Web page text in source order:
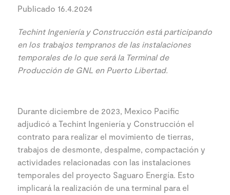
Publicado 16.4.2024
Techint Ingeniería y Construcción está participando
en los trabajos tempranos de las instalaciones
temporales de lo que será la Terminal de
Producción de GNL en Puerto Libertad.
Durante diciembre de 2023, Mexico Pacific
adjudicó a Techint Ingeniería y Construcción el
contrato para realizar el movimiento de tierras,
trabajos de desmonte, despalme, compactación y
actividades relacionadas con las instalaciones
temporales del proyecto Saguaro Energía. Esto
implicará la realización de una terminal para el